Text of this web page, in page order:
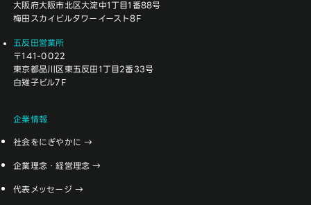
大阪府大阪市北区大淀中1丁目1番88号
梅田スカイビルタワーイースト8F
五反田営業所
〒141-0022
東京都品川区東五反田1丁目2番33号
白雉子ビル7F
企業情報
社会をにぎやかに
企業理念・経営理念
代表メッセージ